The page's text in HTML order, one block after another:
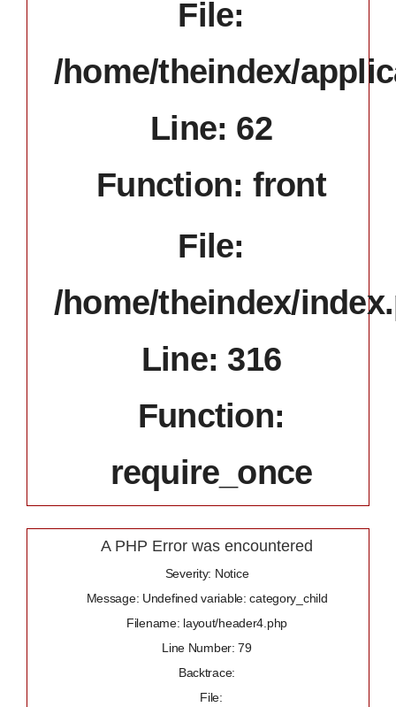
File:
/home/theindex/
Line: 62
Function: front
File:
/home/theindex/
Line: 316
Function:
require_once
A PHP Error was encountered
Severity: Notice
Message: Undefined variable: category_child
Filename: layout/header4.php
Line Number: 79
Backtrace:
File: